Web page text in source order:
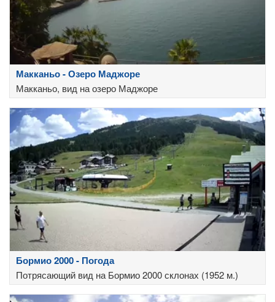
Макканьо - Озеро Маджоре
Макканьо, вид на озеро Маджоре
Бормио 2000 - Погода
Потрясающий вид на Бормио 2000 склонах (1952 м.)